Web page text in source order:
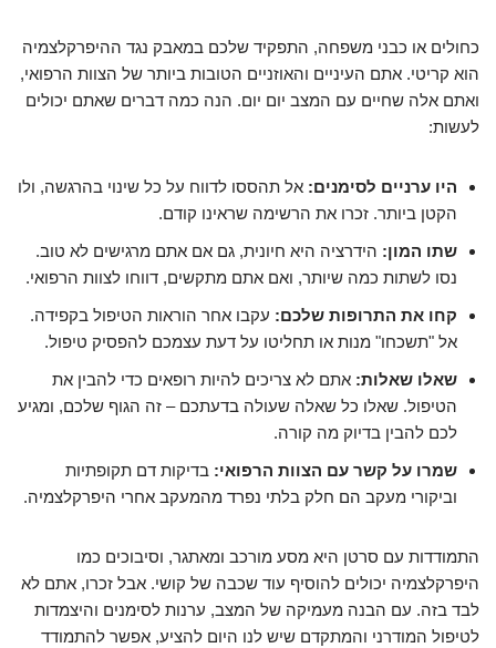
כחולים או כבני משפחה, התפקיד שלכם במאבק נגד ההיפרקלצמיה
הוא קריטי. אתם העיניים והאוזניים הטובות ביותר של הצוות הרפואי,
ואתם אלה שחיים עם המצב יום יום. הנה כמה דברים שאתם יכולים
לעשות:
היו ערניים לסימנים: אל תהססו לדווח על כל שינוי בהרגשה, ולו
הקטן ביותר. זכרו את הרשימה שראינו קודם.
שתו המון: הידרציה היא חיונית, גם אם אתם מרגישים לא טוב.
נסו לשתות כמה שיותר, ואם אתם מתקשים, דווחו לצוות הרפואי.
קחו את התרופות שלכם: עקבו אחר הוראות הטיפול בקפידה.
אל "תשכחו" מנות או תחליטו על דעת עצמכם להפסיק טיפול.
שאלו שאלות: אתם לא צריכים להיות רופאים כדי להבין את
הטיפול. שאלו כל שאלה שעולה בדעתכם – זה הגוף שלכם, ומגיע
לכם להבין בדיוק מה קורה.
שמרו על קשר עם הצוות הרפואי: בדיקות דם תקופתיות
וביקורי מעקב הם חלק בלתי נפרד מהמעקב אחרי היפרקלצמיה.
התמודדות עם סרטן היא מסע מורכב ומאתגר, וסיבוכים כמו
היפרקלצמיה יכולים להוסיף עוד שכבה של קושי. אבל זכרו, אתם לא
לבד בזה. עם הבנה מעמיקה של המצב, ערנות לסימנים והיצמדות
לטיפול המודרני והמתקדם שיש לנו היום להציע, אפשר להתמודד